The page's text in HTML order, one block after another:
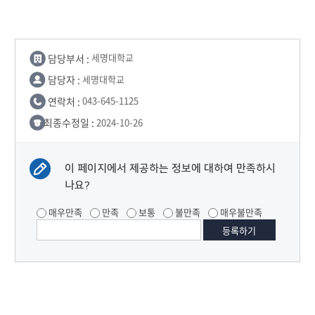
담당부서 : 세명대학교
담당자 : 세명대학교
연락처 : 043-645-1125
최종수정일 : 2024-10-26
이 페이지에서 제공하는 정보에 대하여 만족하시
나요?
매우만족 만족 보통 불만족 매우불만족